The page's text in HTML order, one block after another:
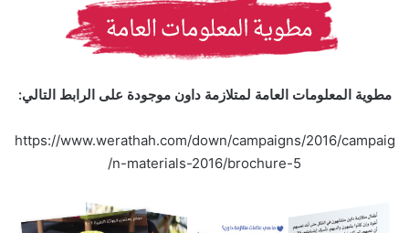
مطوية المعلومات العامة لمتلازمة داون موجودة على الرابط التالي:
https://www.werathah.com/down/campaigns/2016/campaig
n-materials-2016/brochure-5
/